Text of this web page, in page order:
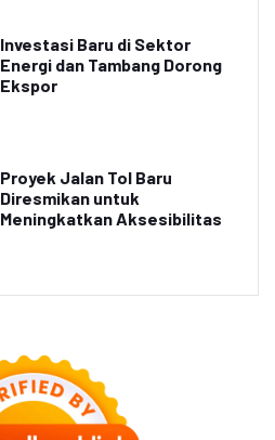
Investasi Baru di Sektor
Energi dan Tambang Dorong
Ekspor
Proyek Jalan Tol Baru
Diresmikan untuk
Meningkatkan Aksesibilitas